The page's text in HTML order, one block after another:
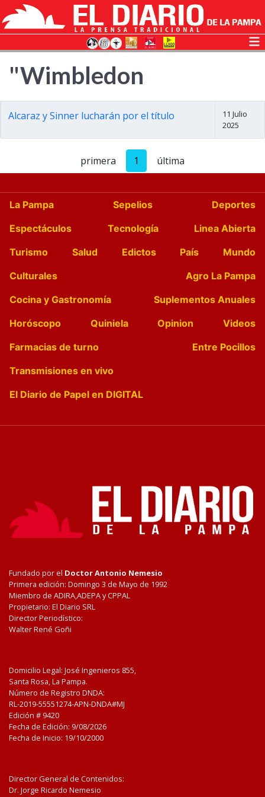
"Wimbledon
Alcaraz y Sinner lucharán por el título
11 Julio
2025
primera 1 última
La Pampa Sepelios
Deportes
Espectáculos
Tecnología
Linea Abierta
Turismo
Salud Edictos País
Mundo
Culturales
Agro La Pampa
Cocina y Gastronomía
Suplementos Anuales
Horóscopo
Quiniela Opinion
Videos
Farmacias de turno
Entre Pocillos
Transmisiones en vivo
El Diario de Papel en DIGITAL
Fundado por el Doctor Antonio Nemesio
Primera edición: Domingo 3 de Mayo de 1992
Miembro de ADIRA,ADEPA y CPPAL
Propietario: El Diario SRL
Director Periodístico:
Walter René Goñi
Domicilio Legal: José Ingenieros 855,
Santa Rosa, La Pampa.
Número de Registro DNDA:
RL-2019-55551274-APN-DNDA#MJ
Edición # 9420
Fecha de Edición: 9/08/2026
Fecha de Inicio: 19/10/2000
Director General de Contenidos:
Dr. Jorge Ricardo Nemesio